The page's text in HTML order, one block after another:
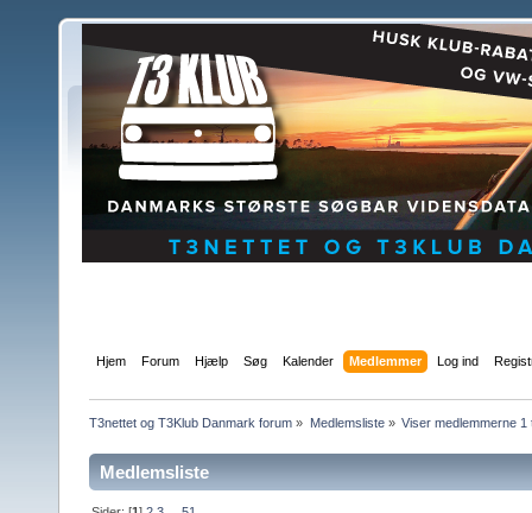
Hjem Forum Hjælp Søg Kalender Medlemmer Log ind
T3nettet og T3Klub Danmark forum » Medlemsliste» Viser medlemmerne 1
Medlemsliste